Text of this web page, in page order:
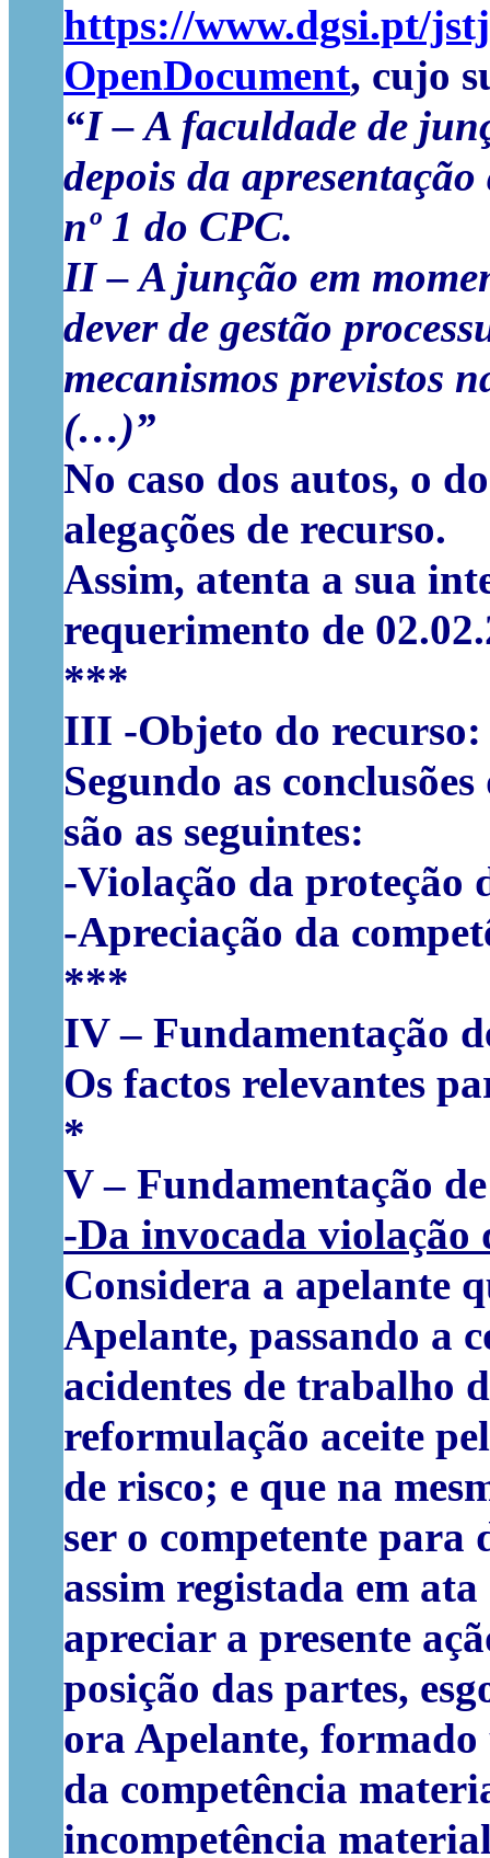
https://www.dgsi.pt/
OpenDocument, cujo
“I – A faculdade de
depois da
nº 1 do CPC.
II – A junção em
dever de gestão
mecanismos previstos
(…)”
No caso dos autos, o
alegações de recurso.
Assim, atenta a sua
requerimento de
***
III -Objeto do recurso:
Segundo as
são as seguintes:
-Violação da proteção
-Apreciação da
***
IV – Fundamentação
Os factos relevantes
*
V – Fundamentação
-Da invocada
Considera a apelante
Apelante, passando a
acidentes de trabalho
reformulação aceite
de risco; e que na
ser o competente para
assim registada em
apreciar a presente
posição das partes,
ora Apelante,
da competência
incompetência